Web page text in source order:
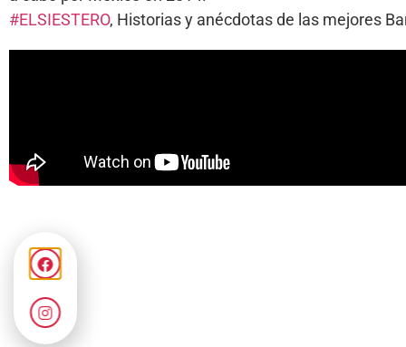
#ELSIESTERO, Historias y anécdotas de las mejores